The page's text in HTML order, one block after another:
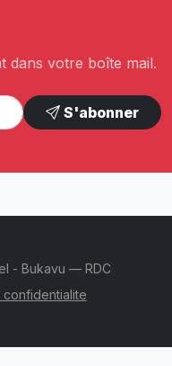
dans votre boîte mail.
S'abonner
- Bukavu — RDC